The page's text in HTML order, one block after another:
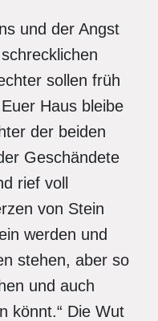
und der Angst
sollen früh
Haus bleibe
der beiden
Geschändete
rief voll
von Stein
werden und
stehen, aber so
und auch
könnt.“ Die Wut